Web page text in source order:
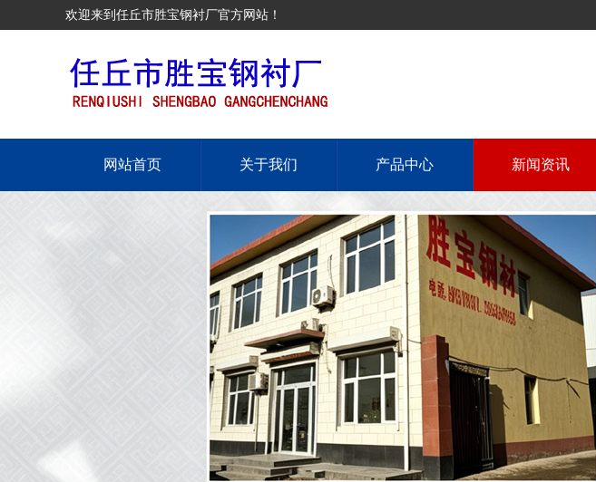
欢迎来到任丘市胜宝钢衬厂官方网站！
网站首页 关于我们 产品中心 新闻资讯